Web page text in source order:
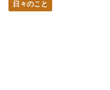
日々のこと